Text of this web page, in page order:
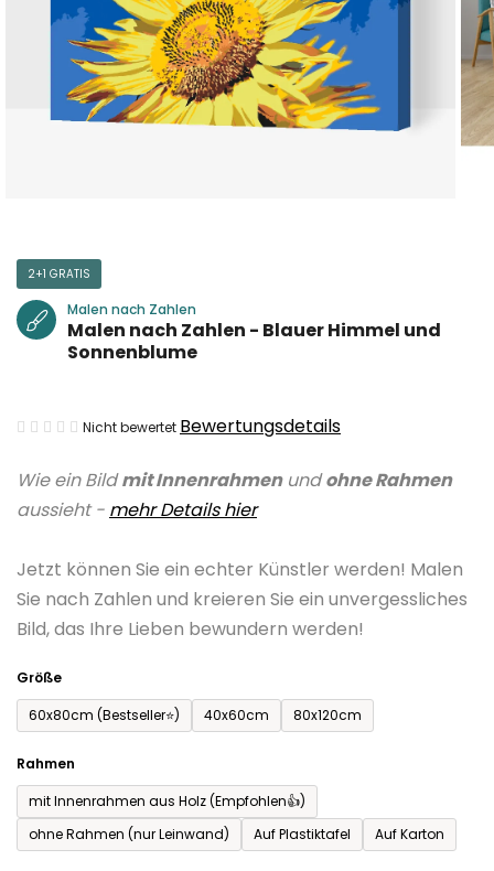
Wie ein Bildmit Innenrahmenundohne Rahmen
aussieht - mehr Details hier
Jetzt können Sie ein echter Künstler werden! Malen
Sie nach Zahlen und kreieren Sie ein unvergessliches
Bild, das Ihre Lieben bewundern werden!
Größe
60x80cm (Bestseller⭐)
40x60cm 80x120cm
Rahmen
mit Innenrahmen aus Holz (Empfohlen👍)
ohne Rahmen (nur Leinwand)
Auf Plastiktafel Auf Karton
2+1 GRATIS
Malen nach Zahlen
Malen nach Zahlen - Blauer Himmel und
Sonnenblume
Die
Produktbewertung
ist
von
5
Sternen.
Nicht bewertet Bewertungsdetails